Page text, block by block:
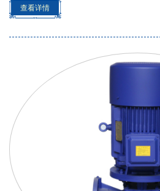
内XBD消防泵研...
查看详情